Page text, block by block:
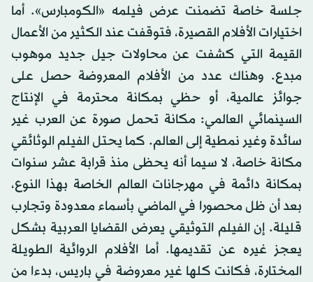
جلسة خاصة تضمنت عرض فيلمه «الكومبارس». أما
اختيارات الأفلام القصيرة، فتوقفت عند الكثير من الأعمال
القيمة التي كشفت عن محاولات جيل جديد موهوب
مبدع. وهناك عدد من الأفلام المعروضة حصل على
جوائز عالمية، أو حظي بمكانة محترمة في الإنتاج
السينمائي العالمي: مكانة تحمل صورة عن العرب غير
سائدة وغير نمطية إلى العالم. كما يحتل الفيلم الوثائقي
مكانة خاصة، لا سيما أنه يحظى منذ قرابة عشر سنوات
بمكانة دائمة في مهرجانات العالم الخاصة بهذا النوع،
بعد أن ظل محصورا في الماضي بأسماء معدودة وتجارب
قليلة. إن الفيلم التوثيقي يعرض القضايا العربية بشكل
يعجز غيره عن تقديمها. أما الأفلام الروائية الطويلة
المختارة، فكانت كلها غير معروضة في باريس، بدءا من